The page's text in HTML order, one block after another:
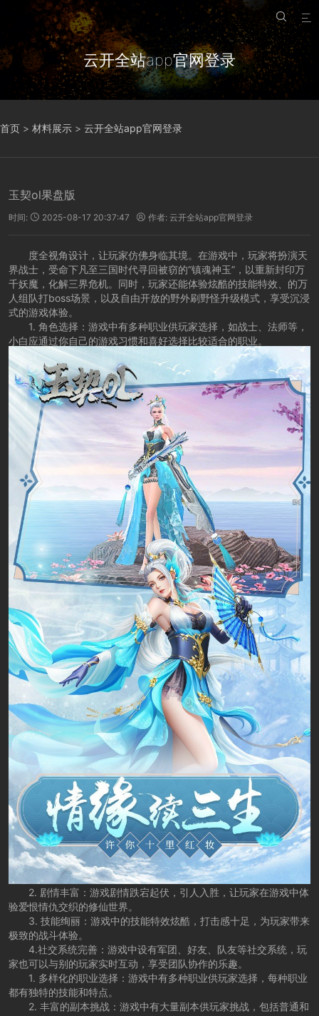


云开全站app官网登录
首页 > 材料展示 > 云开全站app官网登录
玉契ol果盘版
时间:  2025-08-17 20:37:47  作者: 云开全站app官网登录
度全视角设计，让玩家仿佛身临其境。在游戏中，玩家将扮演天
界战士，受命下凡至三国时代寻回被窃的“镇魂神玉”，以重新封印万
千妖魔，化解三界危机。同时，玩家还能体验炫酷的技能特效、的万
人组队打boss场景，以及自由开放的野外刷野怪升级模式，享受沉浸
式的游戏体验。
1. 角色选择：游戏中有多种职业供玩家选择，如战士、法师等，
小白应通过你自己的游戏习惯和喜好选择比较适合的职业。
2. 剧情丰富：游戏剧情跌宕起伏，引人入胜，让玩家在游戏中体
验爱恨情仇交织的修仙世界。
3. 技能绚丽：游戏中的技能特效炫酷，打击感十足，为玩家带来
极致的战斗体验。
4.社交系统完善：游戏中设有军团、好友、队友等社交系统，玩
家也可以与别的玩家实时互动，享受团队协作的乐趣。
1. 多样化的职业选择：游戏中有多种职业供玩家选择，每种职业
都有独特的技能和特点。
2. 丰富的副本挑战：游戏中有大量副本供玩家挑战，包括普通和